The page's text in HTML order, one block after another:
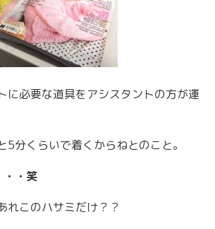
に必要な道具をアシスタントの方が運
5分くらいで着くからねとのこと。
・・笑
れこのハサミだけ？？